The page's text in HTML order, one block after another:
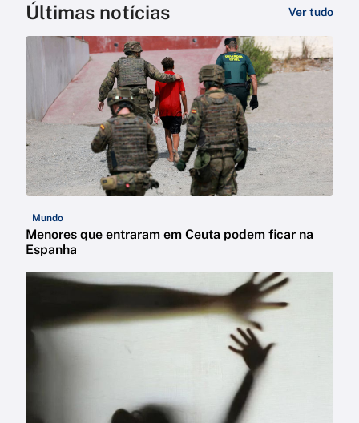
Últimas notícias Ver tudo
Mundo
Menores que entraram em Ceuta podem ficar na
Espanha